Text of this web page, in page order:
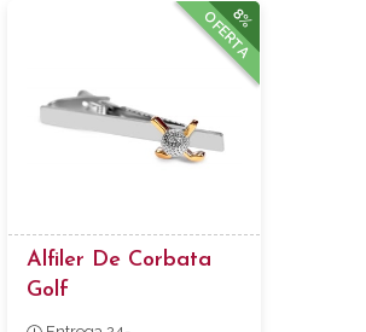
8%
OFERTA
Alfiler De Corbata
Golf